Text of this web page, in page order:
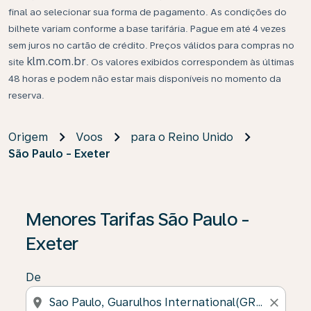
final ao selecionar sua forma de pagamento. As condições do
bilhete variam conforme a base tarifária. Pague em até 4 vezes
sem juros no cartão de crédito. Preços válidos para compras no
site klm.com.br . Os valores exibidos correspondem às últimas
48 horas e podem não estar mais disponíveis no momento da
reserva.
Origem Voos
para o Reino Unido
São Paulo - Exeter
Menores Tarifas São Paulo -
Exeter
De
location_on close